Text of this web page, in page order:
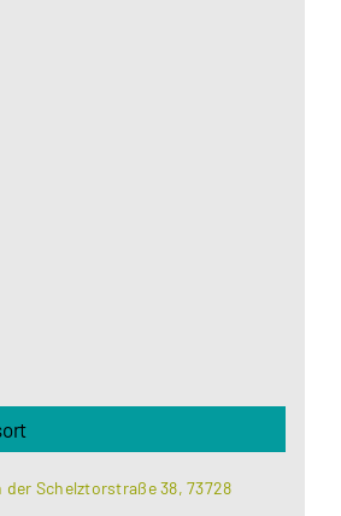
Schelztorstraße 38, 73728